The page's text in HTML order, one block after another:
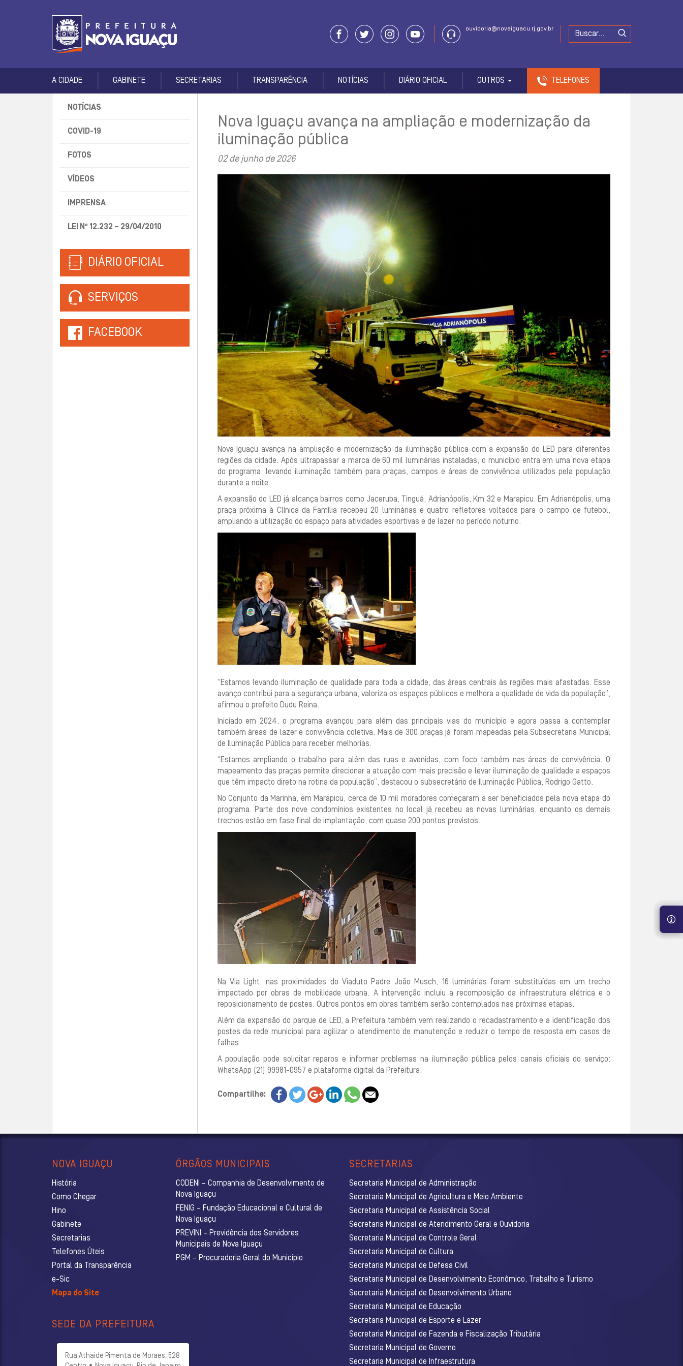
ouvidoria@novaiguacu.rj.gov.br
A CIDADE GABINETE SECRETARIAS TRANSPARÊNCIA NOTÍCIAS DIÁRIO OFICIAL OUTROS TELEFONES
NOTÍCIAS
COVID-19
FOTOS
VÍDEOS
IMPRENSA
LEI Nº 12.232 – 29/04/2010
DIÁRIO OFICIAL
SERVIÇOS
FACEBOOK
Nova Iguaçu avança na ampliação e modernização da
iluminação pública
02 de junho de 2026
Nova Iguaçu avança na ampliação e modernização da iluminação pública com a expansão do LED para diferentes
regiões da cidade. Após ultrapassar a marca de 60 mil luminárias instaladas, o município entra em uma nova etapa
do programa, levando iluminação também para praças, campos e áreas de convivência utilizados pela população
durante a noite.
A expansão do LED já alcança bairros como Jaceruba, Tinguá, Adrianópolis, Km 32 e Marapicu. Em Adrianópolis, uma
praça próxima à Clínica da Família recebeu 20 luminárias e quatro refletores voltados para o campo de futebol,
ampliando a utilização do espaço para atividades esportivas e de lazer no período noturno.
“Estamos levando iluminação de qualidade para toda a cidade, das áreas centrais às regiões mais afastadas. Esse
avanço contribui para a segurança urbana, valoriza os espaços públicos e melhora a qualidade de vida da população”,
afirmou o prefeito Dudu Reina.
Iniciado em 2024, o programa avançou para além das principais vias do município e agora passa a contemplar
também áreas de lazer e convivência coletiva. Mais de 300 praças já foram mapeadas pela Subsecretaria Municipal
de Iluminação Pública para receber melhorias.
“Estamos ampliando o trabalho para além das ruas e avenidas, com foco também nas áreas de convivência. O
mapeamento das praças permite direcionar a atuação com mais precisão e levar iluminação de qualidade a espaços
que têm impacto direto na rotina da população”, destacou o subsecretário de Iluminação Pública, Rodrigo Gatto.
No Conjunto da Marinha, em Marapicu, cerca de 10 mil moradores começaram a ser beneficiados pela nova etapa do
programa. Parte dos nove condomínios existentes no local já recebeu as novas luminárias, enquanto os demais
trechos estão em fase final de implantação, com quase 200 pontos previstos.
Na Via Light, nas proximidades do Viaduto Padre João Musch, 16 luminárias foram substituídas em um trecho
impactado por obras de mobilidade urbana. A intervenção incluiu a recomposição da infraestrutura elétrica e o
reposicionamento de postes. Outros pontos em obras também serão contemplados nas próximas etapas.
Além da expansão do parque de LED, a Prefeitura também vem realizando o recadastramento e a identificação dos
postes da rede municipal para agilizar o atendimento de manutenção e reduzir o tempo de resposta em casos de
falhas.
A população pode solicitar reparos e informar problemas na iluminação pública pelos canais oficiais do serviço:
WhatsApp (21) 99981-0957 e plataforma digital da Prefeitura.
Compartilhe:
NOVA IGUAÇU
História
Como Chegar
Hino
Gabinete
Secretarias
Telefones Úteis
Portal da Transparência
e-Sic
Mapa do Site
ÓRGÃOS MUNICIPAIS
CODENI – Companhia de Desenvolvimento de
Nova Iguaçu
FENIG – Fundação Educacional e Cultural de
Nova Iguaçu
PREVINI – Previdência dos Servidores
Municipais de Nova Iguaçu
PGM – Procuradoria Geral do Município
SEDE DA PREFEITURA
Rua Athaide Pimenta de Moraes, 528
SECRETARIAS
Secretaria Municipal de Administração
Secretaria Municipal de Agricultura e Meio Ambiente
Secretaria Municipal de Assistência Social
Secretaria Municipal de Atendimento Geral e Ouvidoria
Secretaria Municipal de Controle Geral
Secretaria Municipal de Cultura
Secretaria Municipal de Defesa Civil
Secretaria Municipal de Desenvolvimento Econômico, Trabalho e Turismo
Secretaria Municipal de Desenvolvimento Urbano
Secretaria Municipal de Educação
Secretaria Municipal de Esporte e Lazer
Secretaria Municipal de Fazenda e Fiscalização Tributária
Secretaria Municipal de Governo
Secretaria Municipal de Infraestrutura